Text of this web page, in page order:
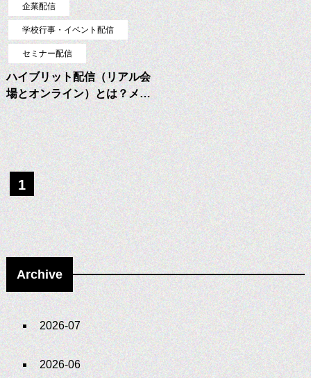
企業配信
学校行事・イベント配信
セミナー配信
ハイブリット配信（リアル会
場とオンライン）とは？メ…
1
Archive
2026-07
2026-06